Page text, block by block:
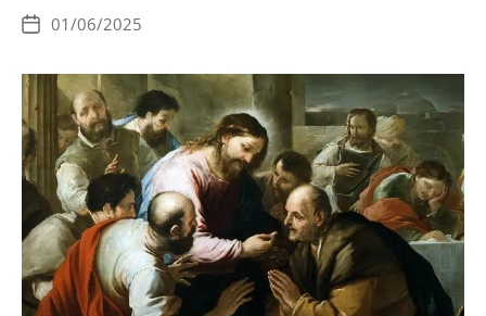
Data
publicação
01/06/2025